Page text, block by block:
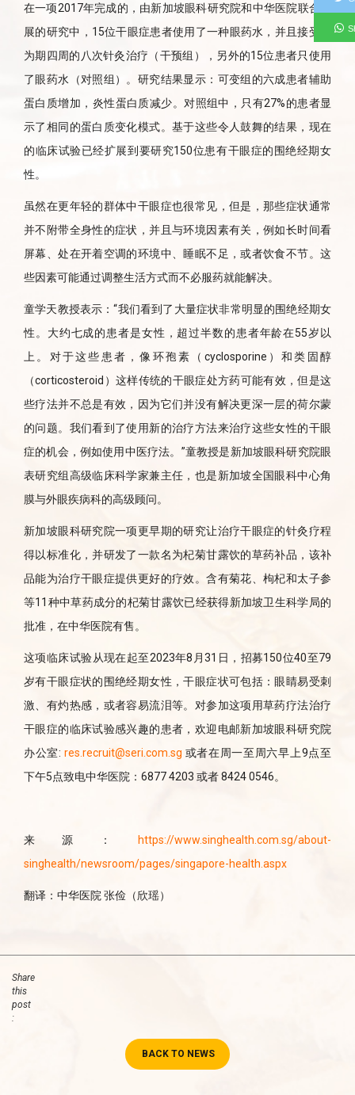
在一项2017年完成的，由新加坡眼科研究院和中华医院联合开
展的研究中，15位干眼症患者使用了一种眼药水，并且接受了
为期四周的八次针灸治疗（干预组），另外的15位患者只使用
了眼药水（对照组）。研究结果显示：可变组的六成患者辅助
蛋白质增加，炎性蛋白质减少。对照组中，只有27%的患者显
示了相同的蛋白质变化模式。基于这些令人鼓舞的结果，现在
的临床试验已经扩展到要研究150位患有干眼症的围绝经期女
性。
虽然在更年轻的群体中干眼症也很常见，但是，那些症状通常
并不附带全身性的症状，并且与环境因素有关，例如长时间看
屏幕、处在开着空调的环境中、睡眠不足，或者饮食不节。这
些因素可能通过调整生活方式而不必服药就能解决。
童学天教授表示：“我们看到了大量症状非常明显的围绝经期女
性。大约七成的患者是女性，超过半数的患者年龄在55岁以
上。对于这些患者，像环孢素（cyclosporine）和类固醇
（corticosteroid）这样传统的干眼症处方药可能有效，但是这
些疗法并不总是有效，因为它们并没有解决更深一层的荷尔蒙
的问题。我们看到了使用新的治疗方法来治疗这些女性的干眼
症的机会，例如使用中医疗法。”童教授是新加坡眼科研究院眼
表研究组高级临床科学家兼主任，也是新加坡全国眼科中心角
膜与外眼疾病科的高级顾问。
新加坡眼科研究院一项更早期的研究让治疗干眼症的针灸疗程
得以标准化，并研发了一款名为杞菊甘露饮的草药补品，该补
品能为治疗干眼症提供更好的疗效。含有菊花、枸杞和太子参
等11种中草药成分的杞菊甘露饮已经获得新加坡卫生科学局的
批准，在中华医院有售。
这项临床试验从现在起至2023年8月31日，招募150位40至79
岁有干眼症状的围绝经期女性，干眼症状可包括：眼睛易受刺
激、有灼热感，或者容易流泪等。对参加这项用草药疗法治疗
干眼症的临床试验感兴趣的患者，欢迎电邮新加坡眼科研究院
办公室: res.recruit@seri.com.sg 或者在周一至周六早上9点至
下午5点致电中华医院：6877 4203 或者 8424 0546。
来源： https://www.singhealth.com.sg/about-
singhealth/newsroom/pages/singapore-health.aspx
翻译：中华医院 张俭（欣瑶）
Share
this
post
:
BACK TO NEWS